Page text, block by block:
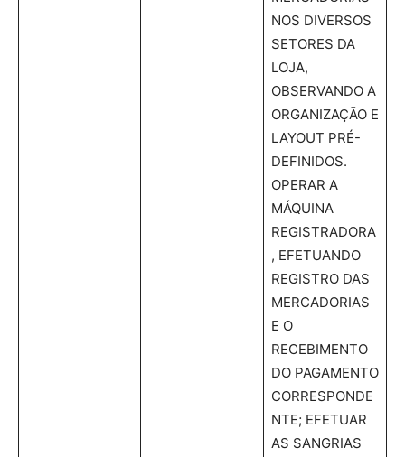
NOS DIVERSOS
SETORES DA
LOJA,
OBSERVANDO A
ORGANIZAÇÃO E
LAYOUT PRÉ-
DEFINIDOS.
OPERAR A
MÁQUINA
REGISTRADORA
, EFETUANDO
REGISTRO DAS
MERCADORIAS
E O
RECEBIMENTO
DO PAGAMENTO
CORRESPONDE
NTE; EFETUAR
AS SANGRIAS